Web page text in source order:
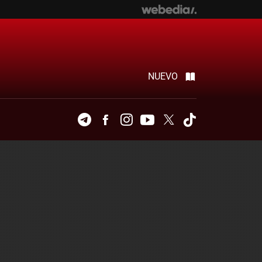
NUEVO
TelegramFacebookInstagramYoutubeTwitter